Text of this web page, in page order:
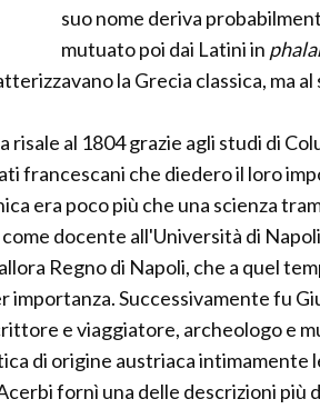
suo nome deriva
mutuato poi dai Latini in
la Grecia classica, ma
risale al 1804 grazie agli studi di
francescani che diedero il loro
era poco più che una scienza
docente all'Università di
Regno di Napoli, che a quel
importanza. Successivamente fu
e viaggiatore, archeologo e
di origine austriaca intimamente
fornì una delle descrizioni più